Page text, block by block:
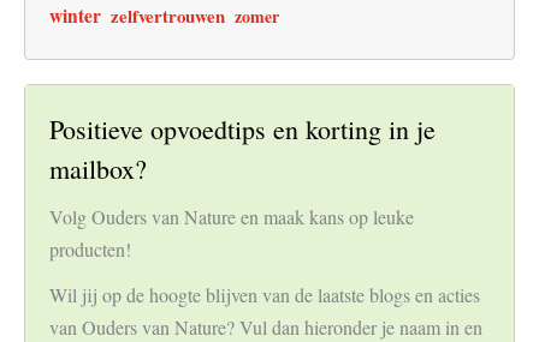
winter zelfvertrouwen zomer
Positieve opvoedtips en korting in je
mailbox?
Volg Ouders van Nature en maak kans op leuke
producten!
Wil jij op de hoogte blijven van de laatste blogs en acties
van Ouders van Nature? Vul dan hieronder je naam in en